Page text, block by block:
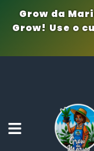
Grow da
Grow! Use o